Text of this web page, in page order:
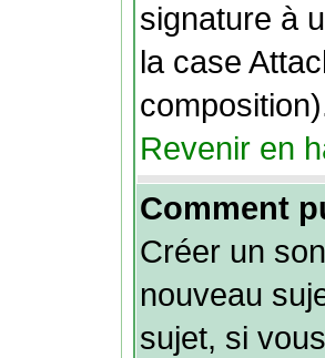
signature à
la case
Revenir en
Comment
Créer un
nouveau
sujet, si